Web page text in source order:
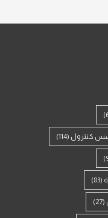
كنترول (114)
(83)
(27)